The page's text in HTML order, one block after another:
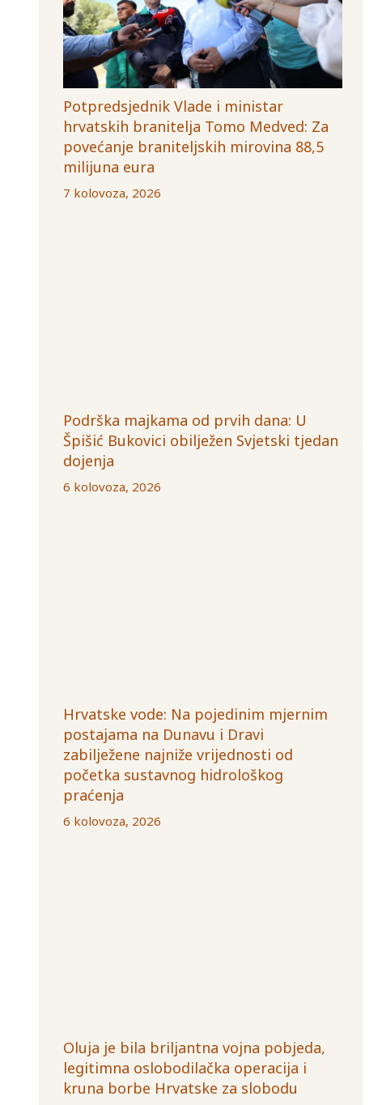
Potpredsjednik Vlade i ministar
hrvatskih branitelja Tomo Medved: Za
povećanje braniteljskih mirovina 88,5
milijuna eura
7 kolovoza, 2026
Podrška majkama od prvih dana: U
Špišić Bukovici obilježen Svjetski tjedan
dojenja
6 kolovoza, 2026
Hrvatske vode: Na pojedinim mjernim
postajama na Dunavu i Dravi
zabilježene najniže vrijednosti od
početka sustavnog hidrološkog
praćenja
6 kolovoza, 2026
Oluja je bila briljantna vojna pobjeda,
legitimna oslobodilačka operacija i
kruna borbe Hrvatske za slobodu